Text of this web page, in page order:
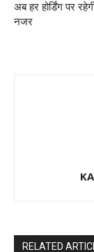
अब हर होर्डिंग पर
नजर
RELATED